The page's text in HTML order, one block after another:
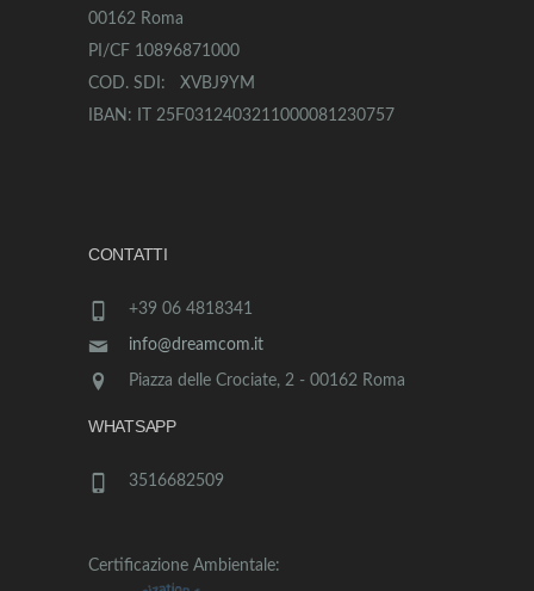
00162 Roma
PI/CF 10896871000
COD. SDI: XVBJ9YM
IBAN: IT 25F0312403211000081230757
CONTATTI
+39 06 4818341
info@dreamcom.it
Piazza delle Crociate, 2 - 00162 Roma
WHATSAPP
3516682509
Certificazione Ambientale: